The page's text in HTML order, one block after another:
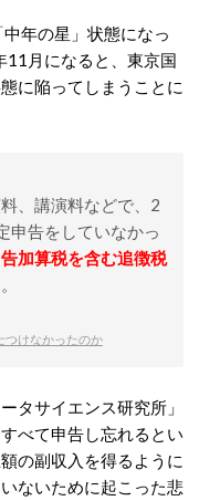
年の星」状態になっ
月になると、東京国
に陥ってしまうことに
、講演料などで、2
申告をしていなかっ
加算税を含む追徴税
つけなかったのか
タサイエンス研究所」
べて申告し忘れるとい
の副収入を得るように
ないために起こった悲